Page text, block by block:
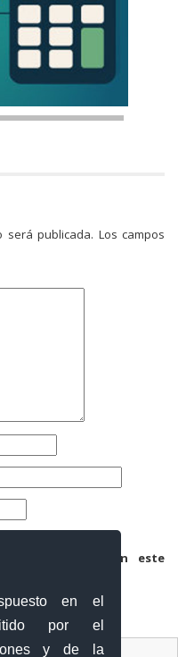
en el
por el
y de la
será publicada. Los campos
y web en este
Virtual